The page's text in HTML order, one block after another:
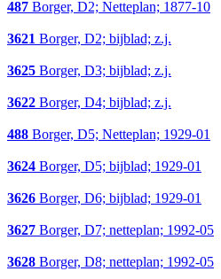
487 Borger, D2; Netteplan; 1877-10
3621 Borger, D2; bijblad; z.j.
3625 Borger, D3; bijblad; z.j.
3622 Borger, D4; bijblad; z.j.
488 Borger, D5; Netteplan; 1929-01
3624 Borger, D5; bijblad; 1929-01
3626 Borger, D6; bijblad; 1929-01
3627 Borger, D7; netteplan; 1992-05
3628 Borger, D8; netteplan; 1992-05